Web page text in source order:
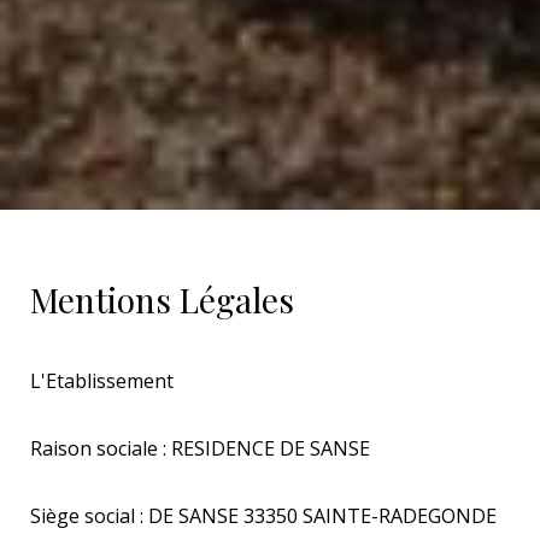
Mentions Légales
L'Etablissement
Raison sociale : RESIDENCE DE SANSE
Siège social : DE SANSE 33350 SAINTE-RADEGONDE